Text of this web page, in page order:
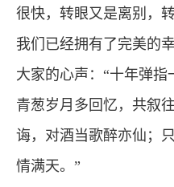
很快，转眼又是离别，
我们已经拥有了完美的
大家的心声：“十年弹指
青葱岁月多回忆，共叙
诲，对酒当歌醉亦仙；
情满天。”